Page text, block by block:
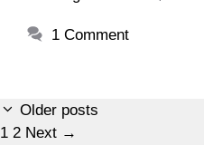
1 Comment
Older posts
Page
1 Page
2 Next →